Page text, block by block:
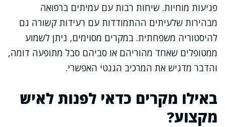
פגיעות מוחיות. שיחות רבות עם עמיתים ברפואה
מבהירות שלעיתים ההתמודדות עם רעידות קשורה גם
להיסטוריה משפחתית. במקרים מסוימים, ניתן לשמוע
ממטופלים שאחד מהוריהם או סביהם סבל מתופעה דומה,
והדבר מדגיש את המרכיב הגנטי האפשרי.
באילו מקרים כדאי לפנות לאיש
מקצוע?